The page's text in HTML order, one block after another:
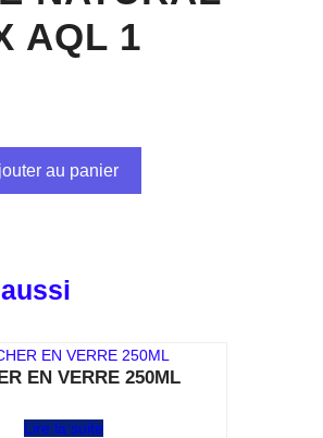
AQL 1
au panier
EN VERRE 250ML
Lire la suite